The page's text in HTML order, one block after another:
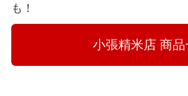
も！
　小張精米店 商